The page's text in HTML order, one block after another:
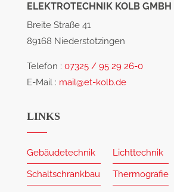
ELEKTROTECHNIK KOLB GMBH
Breite Straße 41
89168 Niederstotzingen
Telefon : 07325 / 95 29 26-0
E-Mail : mail@et-kolb.de
LINKS
Gebäudetechnik
Lichttechnik
Schaltschrankbau
Thermografie